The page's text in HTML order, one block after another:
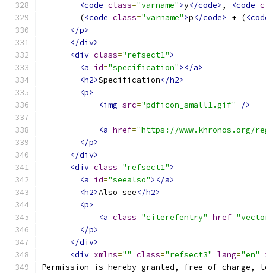
<code class="varname">y</code> , <code
        (
<code class="varname">p</code> + (
</p>
</div>
<div class="refsect1">
<a id="specification"></a>
<h2>Specification</h2>
<p>
<img src="pdficon_small1.gif" />
<a href="https://www.khronos.org/
</p>
</div>
<div class="refsect1">
<a id="seealso"></a>
<h2>Also see</h2>
<p>
<a class="citerefentry" href=
</p>
</div>
<div xmlns="" class="refsect3" lang="en"
Permission is hereby granted, free of charge,